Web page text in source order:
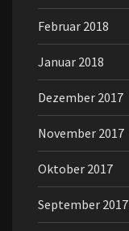
Februar 2018
Januar 2018
Dezember 2017
November 2017
Oktober 2017
September 2017